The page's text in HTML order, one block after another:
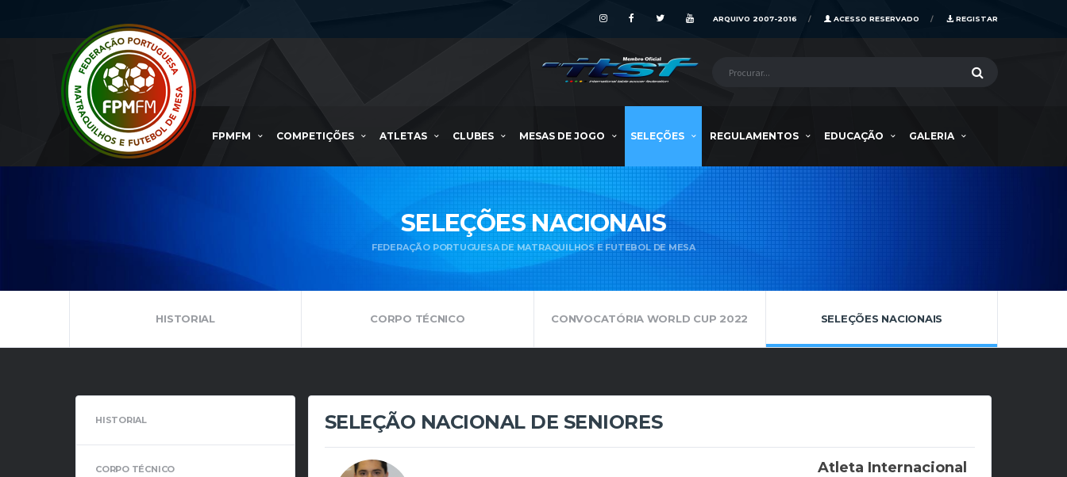
REGISTAR
ACESSO RESERVADO
ARQUIVO 2007-2016
FPMFM COMPETIÇÕES ATLETAS CLUBES MESAS DE JOGO SELEÇÕES REGULAMENTOS EDUCAÇÃO GALERIA
SELEÇÕES NACIONAIS
FEDERAÇÃO PORTUGUESA DE MATRAQUILHOS E FUTEBOL DE MESA
HISTORIAL CORPO TÉCNICO CONVOCATÓRIA WORLD CUP 2022 SELEÇÕES NACIONAIS
HISTORIAL
CORPO TÉCNICO
SELEÇÃO NACIONAL DE SENIORES
Atleta Internacional